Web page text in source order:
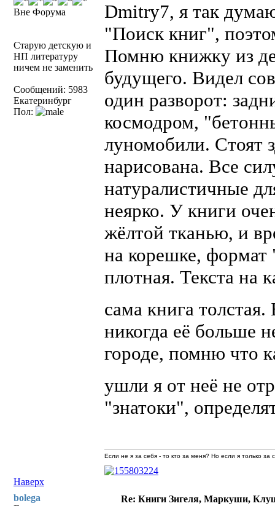
Вне Форума
Старую детскую и
НП литературу
ничем не заменить
Сообщений: 5983
Екатеринбург
Пол:
Dmitry7, я так
"Поиск книг",
Помню книжку из
будущего. Видел
один разворот:
космодром,
луномобили. Стоят
нарисована. Все
натуралистичные
неярко. У книги
жёлтой тканью, и
на корешке, формат
плотная. Текста на
сама книга
никогда её больше
городе, помню что
ушли я от неё не
"знатоки",
Наверх
Если не я за себя - то кто за меня? Но если я только
bolega
Re: Книги Зигеля, Маркуши,